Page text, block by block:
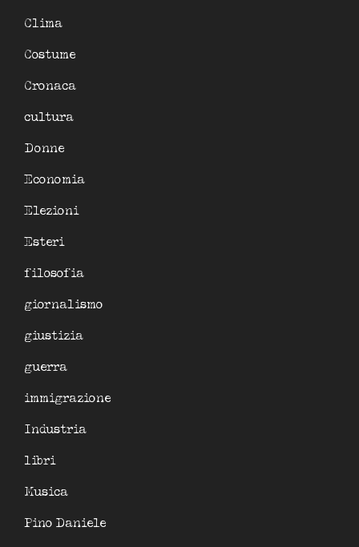
Clima
Costume
Cronaca
cultura
Donne
Economia
Elezioni
Esteri
filosofia
giornalismo
giustizia
guerra
immigrazione
Industria
libri
Musica
Pino Daniele